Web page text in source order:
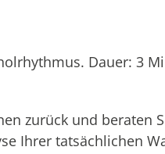
Dauer: 3
zurück und beraten
Ihrer tatsächlichen